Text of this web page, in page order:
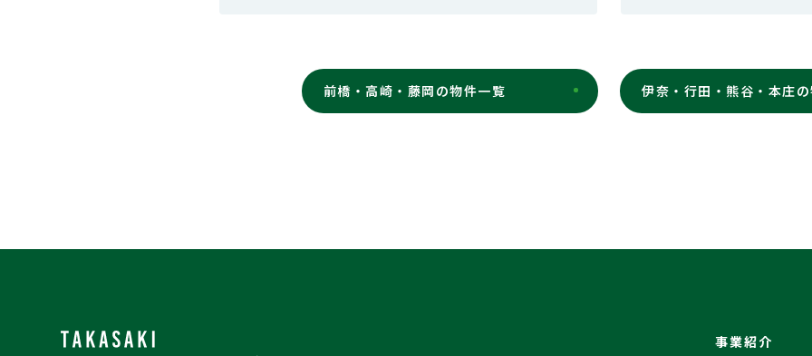
前橋・高崎・藤岡の物件一覧 伊奈・行田・熊谷・本庄
事業紹介